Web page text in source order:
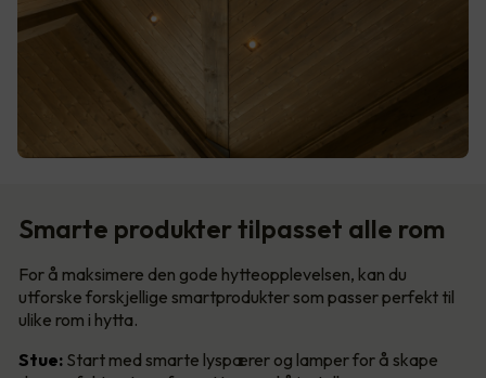
Smarte produkter tilpasset alle rom
For å maksimere den gode hytteopplevelsen, kan du
utforske forskjellige smartprodukter som passer perfekt til
ulike rom i hytta.
Stue: Start med smarte lyspærer og lamper for å skape